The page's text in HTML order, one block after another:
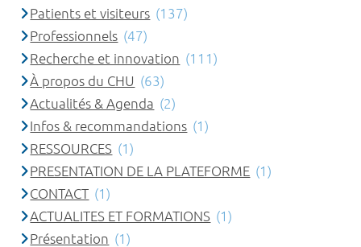
Patients et visiteurs (137)
Professionnels (47)
Recherche et innovation (111)
À propos du CHU (63)
Actualités & Agenda (2)
Infos & recommandations (1)
RESSOURCES (1)
PRESENTATION DE LA PLATEFORME (1)
CONTACT (1)
ACTUALITES ET FORMATIONS (1)
Présentation (1)